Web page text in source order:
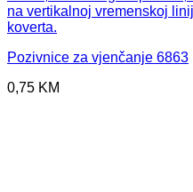
Pozivnice za vjenčanje 6863
0,75 KM